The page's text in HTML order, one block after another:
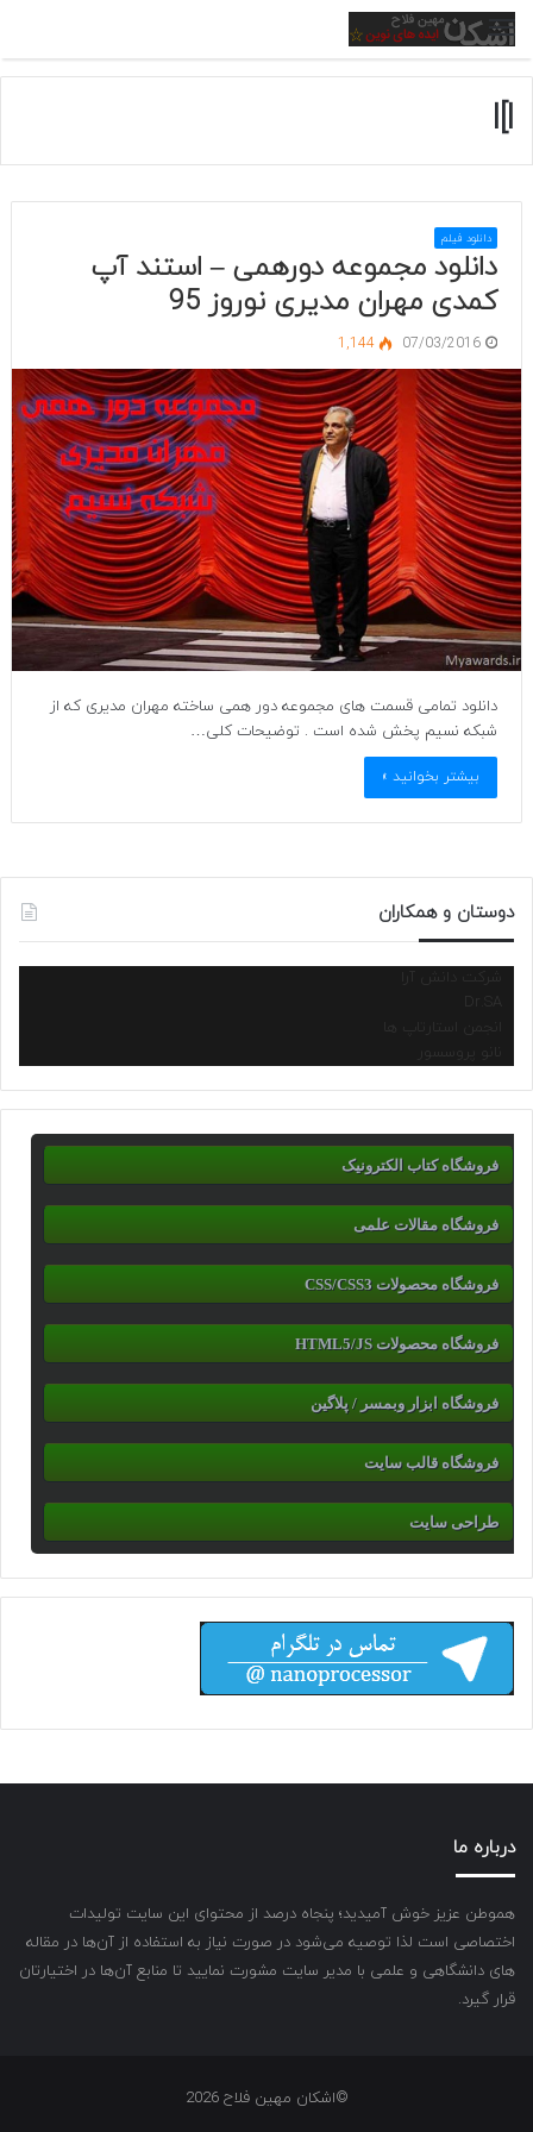
منو
l[l
دانلود فیلم
دانلود مجموعه دورهمی – استند آپ
کمدی مهران مدیری نوروز 95
07/03/2016
1,144
دانلود تمامی قسمت های مجموعه دور همی ساخته مهران مدیری که از
شبکه نسیم پخش شده است . توضیحات کلی…
بیشتر بخوانید »
دوستان و همکاران
شرکت دانش آرا
انجمن استارتاپ ها
نانو پروسسور
فروشگاه کتاب الکترونیک
فروشگاه مقالات علمی
فروشگاه محصولات CSS/CSS3
فروشگاه محصولات HTML5/JS
فروشگاه ابزار وبمسر / پلاگین
فروشگاه قالب سایت
طراحی سایت
درباره ما
هموطن عزیز خوش آمیدید؛ پنجاه درصد از محتوای این سایت تولیدات
اختصاصی است لذا توصیه می‌شود در صورت نیاز به استفاده از آن‌ها در مقاله
های دانشگاهی و علمی با مدیر سایت مشورت نمایید تا منابع آن‌ها در اختیارتان
قرار گیرد.
©اشکان مهین فلاح 2026